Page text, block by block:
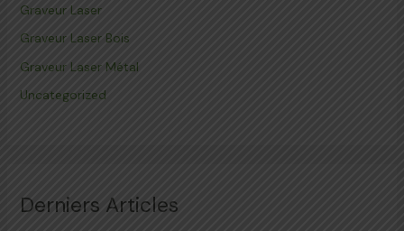
Graveur Laser
Graveur Laser Bois
Graveur Laser Métal
Uncategorized
Derniers Articles